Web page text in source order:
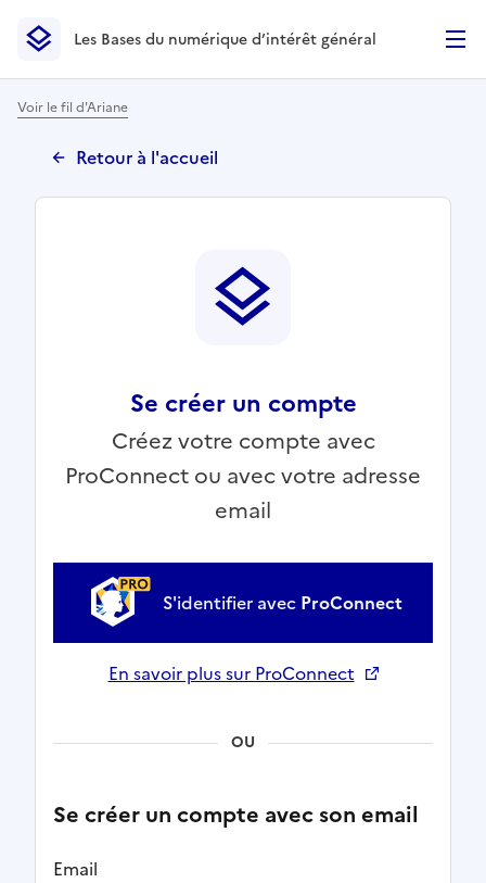
Les Bases du numérique d’intérêt général- Retour à la
Les Bases du numérique d’intérêt général
Voir le fil d'Ariane
Retour à l'accueil
Se créer un compte
Créez votre compte avec
ProConnect ou avec votre adresse
email
S'identifier avec ProConnect
En savoir plus sur ProConnect
OU
Se créer un compte avec son email
Email